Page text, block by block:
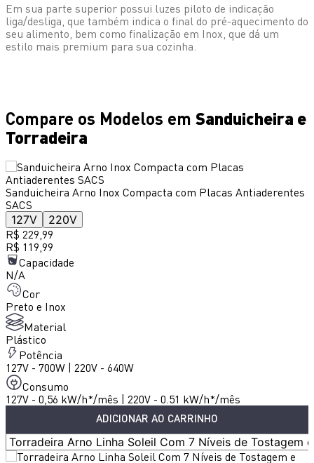
Em sua parte superior possui luzes piloto de indicação
liga/desliga, que também indica o final do pré-aquecimento do
seu alimento, bem como finalização em Inox, que dá um
estilo mais premium para sua cozinha.
Compare os Modelos em Sanduicheira e
Torradeira
Sanduicheira Arno Inox Compacta com Placas Antiaderentes
SACS
127V
220V
R$ 229,99
R$ 119,99
Capacidade
N/A
Cor
Preto e Inox
Material
Plástico
Potência
127V - 700W | 220V - 640W
Consumo
127V - 0,56 kW/h*/mês | 220V - 0.51 kW/h*/mês
ADICIONAR AO CARRINHO